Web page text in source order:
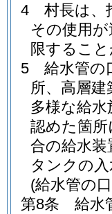
4
村長は、
その使用
限するこ
5
給水管の
所、高層
多様な給
認めた箇
合の給水
タンクの
(給水管の
第8条
給水